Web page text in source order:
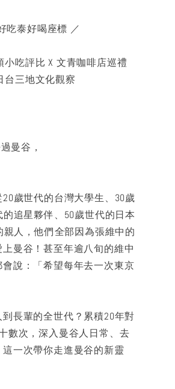
吃泰好喝座標 ／
小吃評比 X 文青咖啡店巡禮
台三地文化觀察
曼谷，
歲世代的台灣大學生、30歲
追星夥伴、50歲世代的日本
人，他們全部因為張維中的
曼谷！甚至年逾八旬的維中
說：「希望每年去一次東京
長輩的全世代？累積20年對
數次，深入曼谷人日常、去
一次帶你走進曼谷的新靈